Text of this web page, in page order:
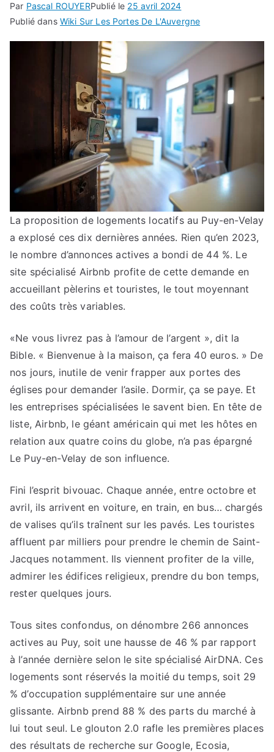
Par Pascal ROUYERPublié le 25 avril 2024
Publié dans Wiki Sur Les Portes De L'Auvergne
La proposition de logements locatifs au Puy-en-Velay
a explosé ces dix dernières années. Rien qu’en 2023,
le nombre d’annonces actives a bondi de 44 %. Le
site spécialisé Airbnb profite de cette demande en
accueillant pèlerins et touristes, le tout moyennant
des coûts très variables.
«Ne vous livrez pas à l’amour de l’argent », dit la
Bible. « Bienvenue à la maison, ça fera 40 euros. » De
nos jours, inutile de venir frapper aux portes des
églises pour demander l’asile. Dormir, ça se paye. Et
les entreprises spécialisées le savent bien. En tête de
liste, Airbnb, le géant américain qui met les hôtes en
relation aux quatre coins du globe, n’a pas épargné
Le Puy-en-Velay de son influence.
Fini l’esprit bivouac. Chaque année, entre octobre et
avril, ils arrivent en voiture, en train, en bus… chargés
de valises qu’ils traînent sur les pavés. Les touristes
affluent par milliers pour prendre le chemin de Saint-
Jacques notamment. Ils viennent profiter de la ville,
admirer les édifices religieux, prendre du bon temps,
rester quelques jours.
Tous sites confondus, on dénombre 266 annonces
actives au Puy, soit une hausse de 46 % par rapport
à l’année dernière selon le site spécialisé AirDNA. Ces
logements sont réservés la moitié du temps, soit 29
% d’occupation supplémentaire sur une année
glissante. Airbnb prend 88 % des parts du marché à
lui tout seul. Le glouton 2.0 rafle les premières places
des résultats de recherche sur Google, Ecosia,